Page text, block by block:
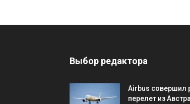
Выбор редактора
Airbus совершил
перелет из